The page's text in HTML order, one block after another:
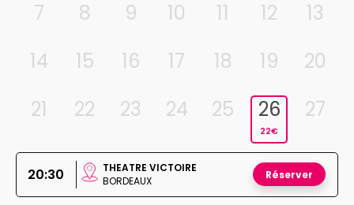
7
8 9 10 11 12
13
14
15 16 17 18 19
20
21
22 23 24 25 26
22€
27
20:30
THEATRE VICTOIRE
BORDEAUX
Réserver